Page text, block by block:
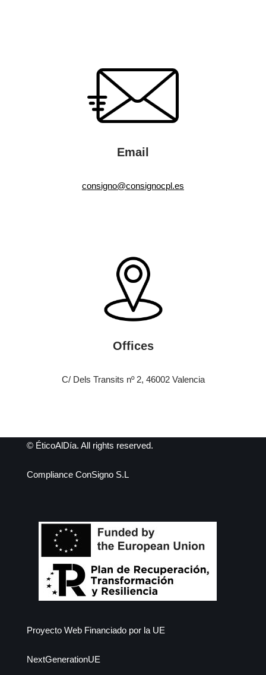
Email
consigno@consignocpl.es
Offices
C/ Dels Transits nº 2, 46002 Valencia
© ÉticoAlDía. All rights reserved.
Compliance ConSigno S.L
Proyecto Web Financiado por la UE
NextGenerationUE